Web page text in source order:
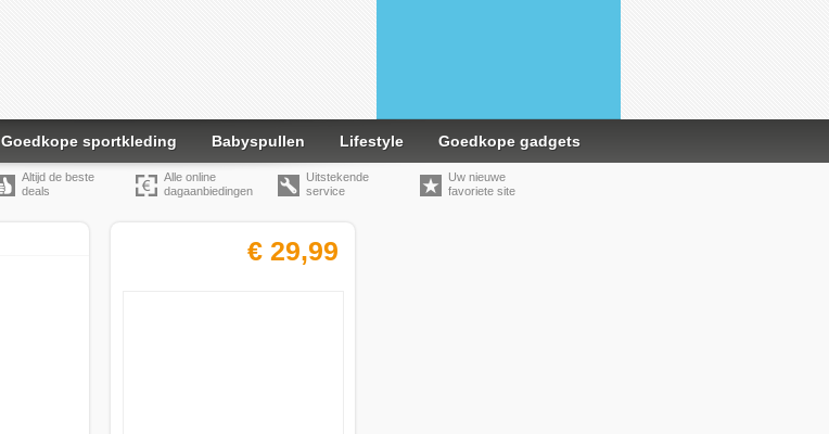
Goedkope sportkleding Babyspullen Lifestyle Goedkope gadgets
Altijd de beste
deals
Alle online
dagaanbiedingen
Uitstekende
service
Uw nieuwe
favoriete site
€ 29,99